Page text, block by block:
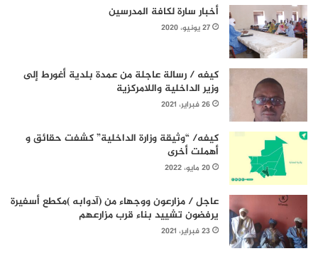
أخبار سارة لكافة المدرسين
27 يونيو، 2020
كيفه / رسالة عاجلة من عمدة بلدية أغورط إلى
وزير الداخلية واللامركزية
26 فبراير، 2021
كيفه/ “وثيقة وزارة الداخلية” كشفت حقائق و
أهملت أخرى
20 مايو، 2022
عاجل / مزارعون ووجهاء من (آدوابه )مكطع أسفيرة
يرفضون تشييد بناء قرب مزارعهم
23 فبراير، 2021